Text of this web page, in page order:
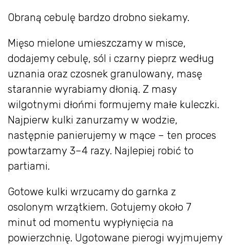
Obraną cebulę bardzo drobno siekamy.
Mięso mielone umieszczamy w misce,
dodajemy cebulę, sól i czarny pieprz według
uznania oraz czosnek granulowany, masę
starannie wyrabiamy dłonią. Z masy
wilgotnymi dłońmi formujemy małe kuleczki.
Najpierw kulki zanurzamy w wodzie,
następnie panierujemy w mące – ten proces
powtarzamy 3–4 razy. Najlepiej robić to
partiami.
Gotowe kulki wrzucamy do garnka z
osolonym wrzątkiem. Gotujemy około 7
minut od momentu wypłynięcia na
powierzchnię. Ugotowane pierogi wyjmujemy